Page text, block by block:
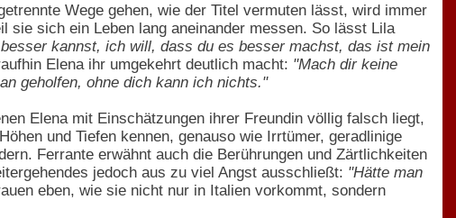
Wege gehen, wie der Titel vermuten lässt, wird immer
sich ein Leben lang aneinander messen. So lässt Lila
kannst, ich will, dass du es besser machst, das ist mein
Elena ihr umgekehrt deutlich macht: "Mach dir keine
geholfen, ohne dich kann ich nichts."
Elena mit Einschätzungen ihrer Freundin völlig falsch liegt,
und Tiefen kennen, genauso wie Irrtümer, geradlinige
Ferrante erwähnt auch die Berührungen und Zärtlichkeiten
jedoch aus zu viel Angst ausschließt: "Hätte man
eben, wie sie nicht nur in Italien vorkommt, sondern